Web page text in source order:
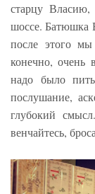
старцу
шоссе. Батюшка
после этого
конечно, очень
надо было
послушание,
глубокий
венчайтесь,